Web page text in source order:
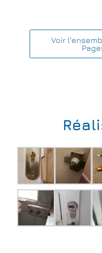
Voir